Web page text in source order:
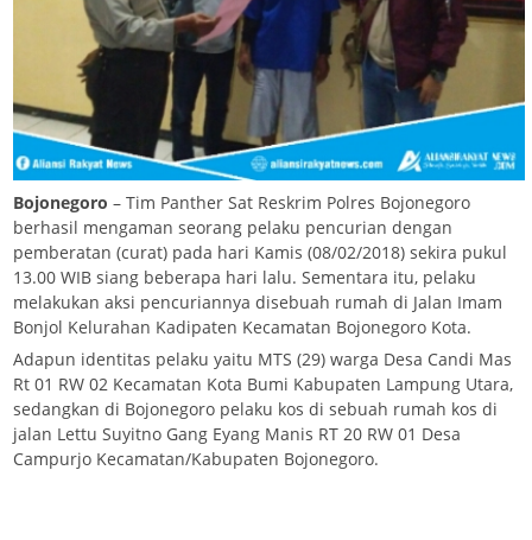
Bojonegoro – Tim Panther Sat Reskrim Polres Bojonegoro
berhasil mengaman seorang pelaku pencurian dengan
pemberatan (curat) pada hari Kamis (08/02/2018) sekira pukul
13.00 WIB siang beberapa hari lalu. Sementara itu, pelaku
melakukan aksi pencuriannya disebuah rumah di Jalan Imam
Bonjol Kelurahan Kadipaten Kecamatan Bojonegoro Kota.
Adapun identitas pelaku yaitu MTS (29) warga Desa Candi Mas
Rt 01 RW 02 Kecamatan Kota Bumi Kabupaten Lampung Utara,
sedangkan di Bojonegoro pelaku kos di sebuah rumah kos di
jalan Lettu Suyitno Gang Eyang Manis RT 20 RW 01 Desa
Campurjo Kecamatan/Kabupaten Bojonegoro.